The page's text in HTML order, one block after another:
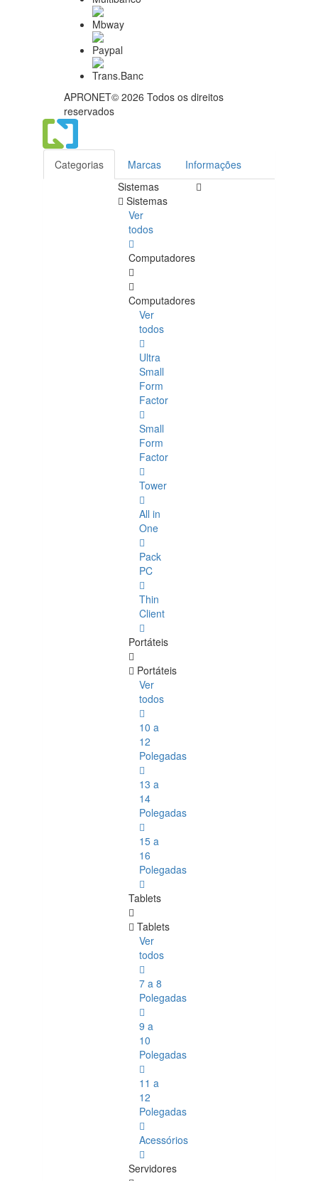
APRONET© 2026 Todos os direitos
reservados
Categorias Marcas
Informações
Sistemas
Sistemas
Ver
todos
Computadores
Computadores
Ver
todos
Ultra
Small
Form
Factor
Small
Form
Factor
Tower
All in
One
Pack
PC
Thin
Client
Portáteis
Portáteis
Ver
todos
10 a
12
Polegadas
13 a
14
Polegadas
15 a
16
Polegadas
Tablets
Tablets
Ver
todos
7 a 8
Polegadas
9 a
10
Polegadas
11 a
12
Polegadas
Acessórios
Servidores